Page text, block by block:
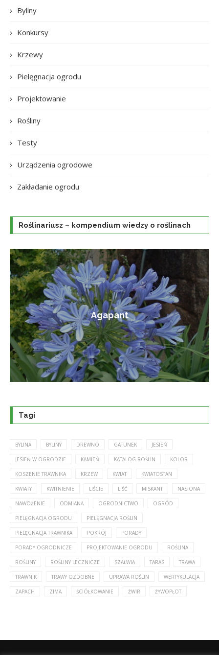
Byliny
Konkursy
Krzewy
Pielęgnacja ogrodu
Projektowanie
Rośliny
Testy
Urządzenia ogrodowe
Zakładanie ogrodu
Roślinariusz – kompendium wiedzy o roślinach
Amorfa krzewiasta
Tagi
BYLINA BYLINY DREWNO GATUNEK JESIEŃ
JESIEŃ W OGRODZIE KAMIEŃ KATALOG ROŚLIN KOLOR
KOSZENIE TRAWNIKA KRZEW KWIAT KWIATOSTAN
KWIATY KWITNIENIE LIŚCIE LIŚĆ MISKANT NASIONA
NAWOŻENIE ODMIANA OGRODNICTWO OGRÓD
PIELĘGNACJA OGRODU PIELĘGNACJA ROŚLIN
PIELĘGNACJA TRAWNIKA POKRÓJ PORADY
PORADY OGRODNICZE PROJEKTOWANIE OGRODU ROŚLINA
ROŚLINY ROŚLINY LECZNICZE SZAŁWIA TARAS TRAWA
TRAWNIK TRAWY OZDOBNE UPRAWA ROŚLIN WERTYKULACJA
ZAPACH ZIMA ŚCIÓŁKOWANIE ŻWIR ŻYWOPŁOT